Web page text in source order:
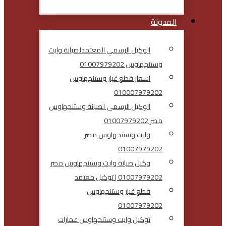
المدونة
الوكيل الرسمي المعتمدلصيانة وايت
وستنجهاوس 01007979202
اسعار قطع غيار وستنجهاوس
010007979202
الوكيل الرسمى لصيانة وستنجهاوس
مصر 01007979202
وايت وستنجهاوس مصر
01007979202
وكيل صيانة وايت وستنجهاوس مصر
01007979202 | توكيل معتمد
قطع غيار وستنجهاوس
01007979202
توكيل وايت وستنجهاوس عمارات